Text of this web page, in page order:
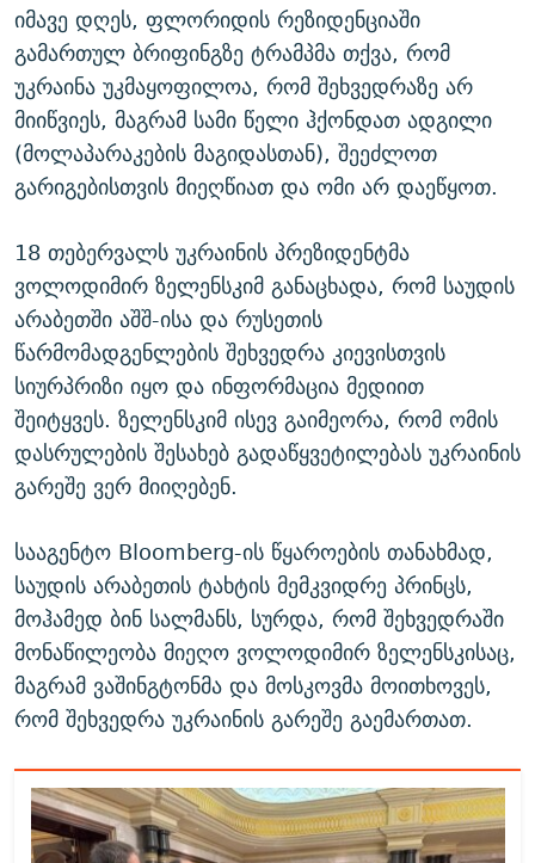
იმავე დღეს, ფლორიდის რეზიდენციაში
გამართულ ბრიფინგზე ტრამპმა თქვა, რომ
უკრაინა უკმაყოფილოა, რომ შეხვედრაზე არ
მიიწვიეს, მაგრამ სამი წელი ჰქონდათ ადგილი
(მოლაპარაკების მაგიდასთან), შეეძლოთ
გარიგებისთვის მიეღწიათ და ომი არ დაეწყოთ.
18 თებერვალს უკრაინის პრეზიდენტმა
ვოლოდიმირ ზელენსკიმ განაცხადა, რომ საუდის
არაბეთში აშშ-ისა და რუსეთის
წარმომადგენლების შეხვედრა კიევისთვის
სიურპრიზი იყო და ინფორმაცია მედიით
შეიტყვეს. ზელენსკიმ ისევ გაიმეორა, რომ ომის
დასრულების შესახებ გადაწყვეტილებას უკრაინის
გარეშე ვერ მიიღებენ.
სააგენტო Bloomberg-ის წყაროების თანახმად,
საუდის არაბეთის ტახტის მემკვიდრე პრინცს,
მოჰამედ ბინ სალმანს, სურდა, რომ შეხვედრაში
მონაწილეობა მიეღო ვოლოდიმირ ზელენსკისაც,
მაგრამ ვაშინგტონმა და მოსკოვმა მოითხოვეს,
რომ შეხვედრა უკრაინის გარეშე გაემართათ.